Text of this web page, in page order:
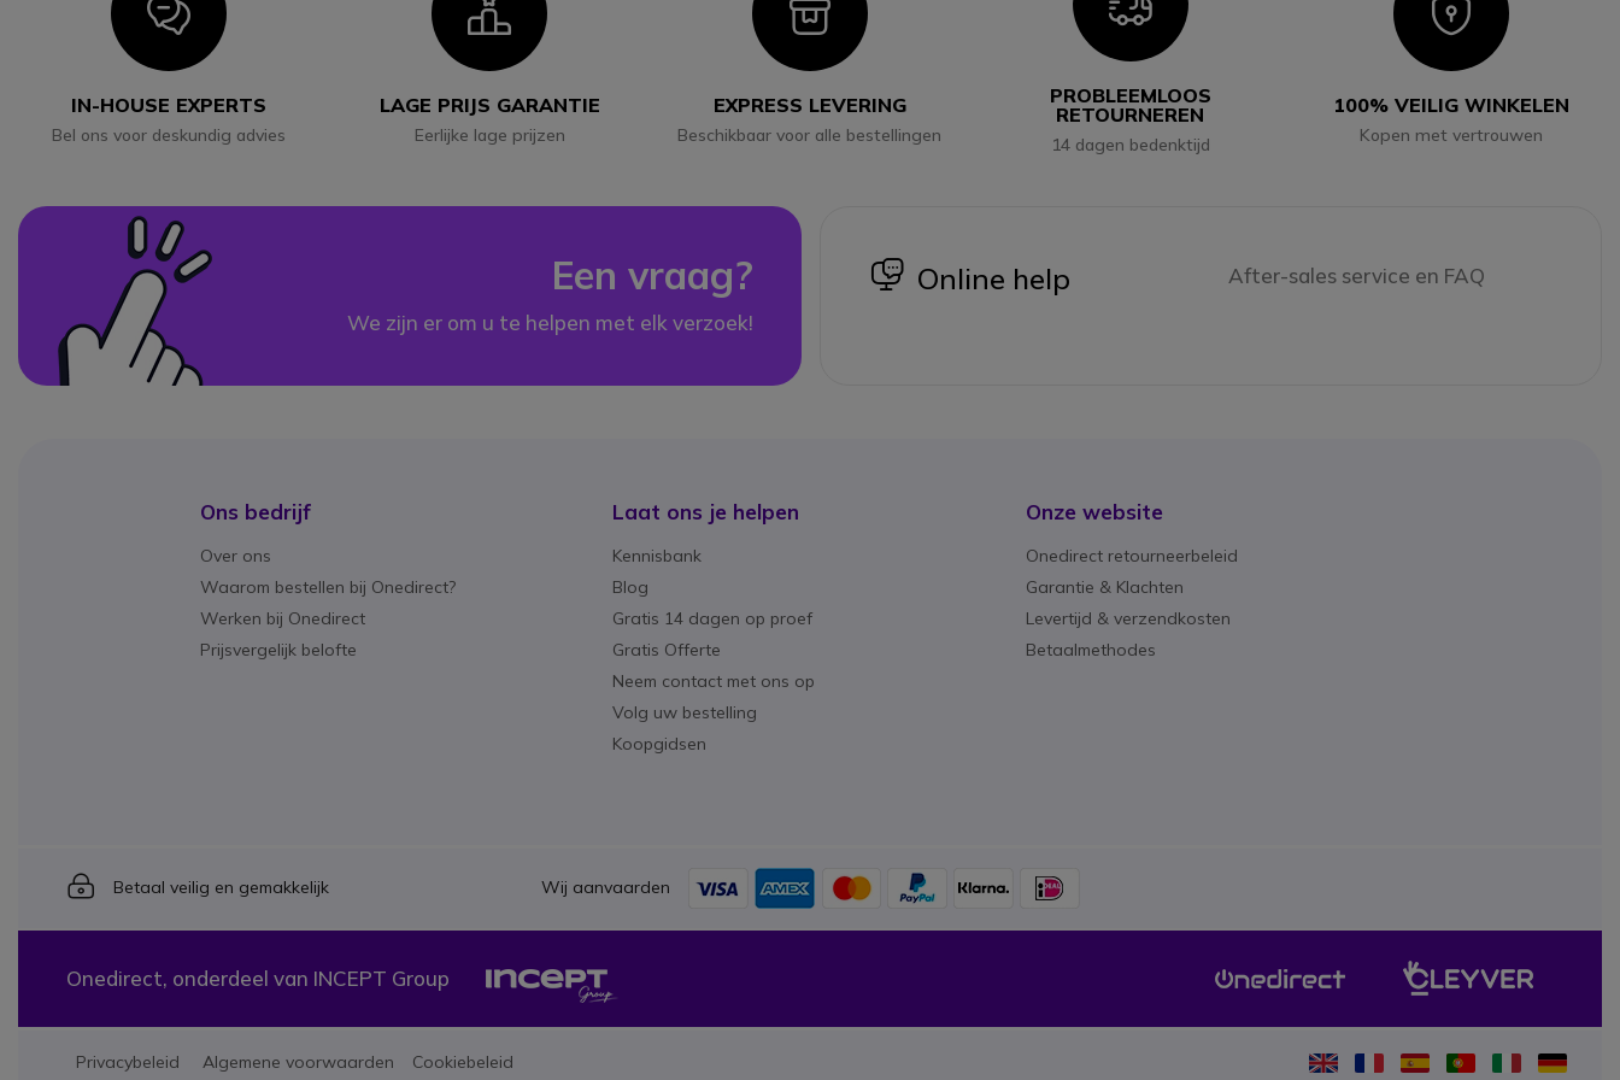
Icon
IN-HOUSE EXPERTS
Bel ons voor deskundig advies
Icon
LAGE PRIJS GARANTIE
Eerlijke lage prijzen
Icon
EXPRESS LEVERING
Beschikbaar voor alle bestellingen
PROBLEEMLOOS
RETOURNEREN
14 dagen bedenktijd
Icon
100% VEILIG WINKELEN
Kopen met vertrouwen
Een vraag?
We zijn er om u te helpen met elk verzoek!
icon
Online help After-sales service en FAQ
Ons bedrijf
Over ons
Waarom bestellen bij Onedirect?
Werken bij Onedirect
Prijsvergelijk belofte
Laat ons je helpen
Kennisbank
Blog
Gratis 14 dagen op proef
Gratis Offerte
Neem contact met ons op
Volg uw bestelling
Koopgidsen
Onze website
Onedirect retourneerbeleid
Garantie & Klachten
Levertijd & verzendkosten
Betaalmethodes
Icon
Betaal veilig en gemakkelijk Wij aanvaarden
Onedirect, onderdeel van INCEPT Group
Privacybeleid Algemene voorwaarden Cookiebeleid